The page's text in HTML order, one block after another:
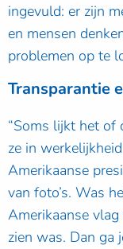
ingevuld: er zijn
en mensen
problemen op te
Transparantie
“Soms lijkt het of
ze in
Amerikaanse
van foto’s. Was
Amerikaanse
zien was. Dan ga